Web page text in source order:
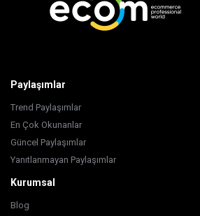
Paylaşımlar
Trend Paylaşımlar
En Çok Okunanlar
Güncel Paylaşımlar
Yanıtlanmayan Paylaşımlar
Kurumsal
Blog